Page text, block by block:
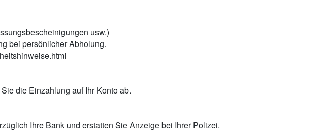
usw.)
bei persönlicher Abholung.
die Einzahlung auf Ihr Konto ab.
Ihre Bank und erstatten Sie Anzeige bei Ihrer Polizei.